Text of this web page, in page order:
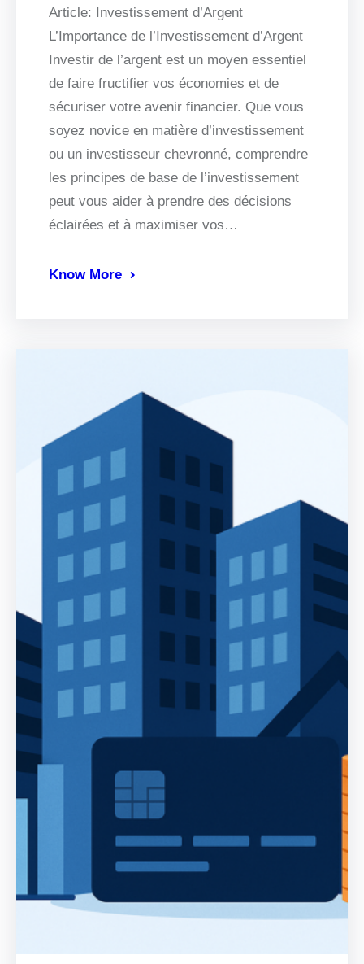
Article: Investissement d’Argent
L’Importance de l’Investissement d’Argent
Investir de l’argent est un moyen essentiel
de faire fructifier vos économies et de
sécuriser votre avenir financier. Que vous
soyez novice en matière d’investissement
ou un investisseur chevronné, comprendre
les principes de base de l’investissement
peut vous aider à prendre des décisions
éclairées et à maximiser vos…
Know More